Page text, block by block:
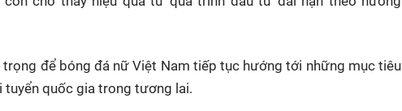
để bóng đá nữ Việt Nam tiếp tục hướng tới những mục tiêu
tuyển quốc gia trong tương lai.